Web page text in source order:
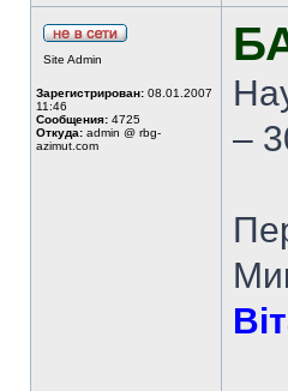
Site Admin
Зарегистрирован: 08.01.2007
11:46
Сообщения: 4725
Откуда: admin @ rbg-
azimut.com
–